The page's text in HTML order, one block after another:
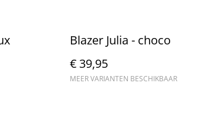
Blazer Julia - choco
€ 39,95
MEER VARIANTEN BESCHIKBAAR